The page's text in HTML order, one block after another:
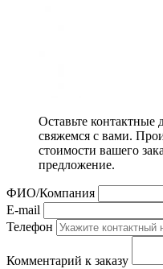
Оставьте контактные
свяжемся с вами.
стоимости вашего
предложение.
ФИО/Компания
E-mail
Телефон
Комментарий к заказу